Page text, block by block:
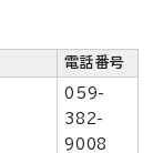
電話番号
059-
382-
9008